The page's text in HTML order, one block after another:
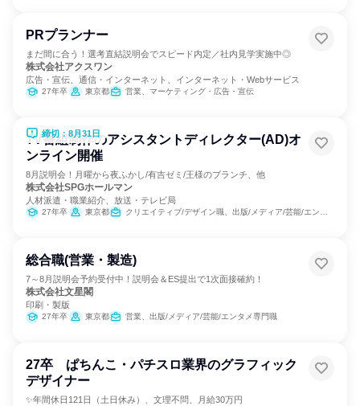
PRプランナー
まだ間に合う！選考直結説明会でスピード内定／社内見学実施中◎
株式会社アクスワン
広告・宣伝、通信・インターネット、インターネット・Webサービス
27年卒 東京都 営業、マーケティング・広告・宣伝
締切：8月31日
TV番組制作のアシスタントディレクター(AD)オ
ンライン開催
8月説明会！月曜から夜ふかし/有吉ゼミ/王様のブランチ、他
株式会社SPGホールマン
人材派遣・職業紹介、放送・テレビ局
27年卒 東京都 クリエイティブ/デザイン職、出版/メディア/芸能/エンタメ専門職
総合職(営業・製造)
7～8月説明会予約受付中！説明会＆ES提出で1次面接確約！
株式会社文星閣
印刷・製版
27年卒 東京都 営業、出版/メディア/芸能/エンタメ専門職
27卒 ぱちんこ・パチスロ業界のグラフィック
デザイナー
✨年間休日121日（土日休み）、文理不問、月給30万円